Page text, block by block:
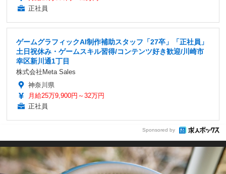
正社員
ゲームグラフィックAI制作補助スタッフ「27卒」「正社員」
土日祝休み・ゲームスキル習得/コンテンツ好き歓迎/川崎市
幸区新川通1丁目
株式会社Meta Sales
神奈川県
月給25万9,900円～32万円
正社員
Sponsored by